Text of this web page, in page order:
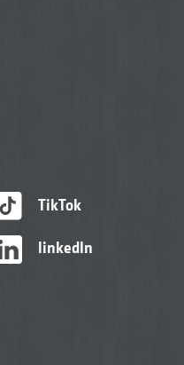
TikTok
linkedIn